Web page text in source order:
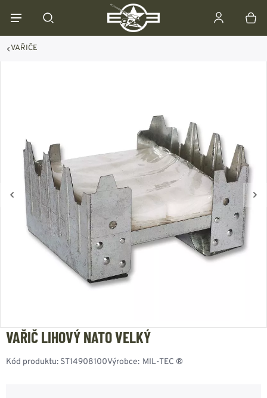
VAŘIČE
VAŘIČ LIHOVÝ NATO VELKÝ
Kód produktu: ST14908100Výrobce: MIL-TEC ®